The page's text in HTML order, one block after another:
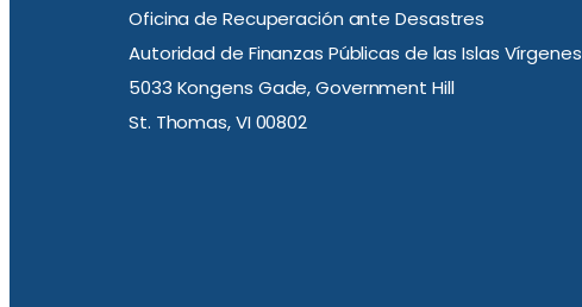
Oficina de Recuperación ante Desastres
Autoridad de Finanzas Públicas de las Islas Vírgenes
5033 Kongens Gade, Government Hill
St. Thomas, VI 00802